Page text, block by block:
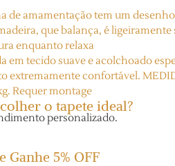
de amamentação tem um
que balança, é ligeiramente
enquanto relaxa
em tecido suave e acolchoado
extremamente confortável.
Requer montage
o tapete ideal?
personalizado.
5% OFF